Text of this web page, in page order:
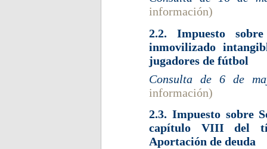
información)
2.2. Impuesto
inmovilizado
jugadores de fútbol
Consulta de 6 de
información)
2.3. Impuesto sobre
capítulo VIII del
Aportación de deuda